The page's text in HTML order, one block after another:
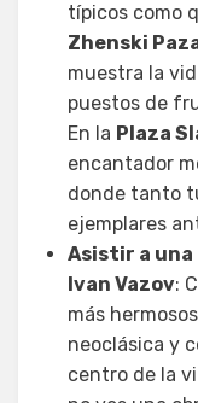
típicos como
Zhenski
muestra la
puestos de
En la Plaza
encantador
donde tanto
ejemplares
Asistir a una
Ivan Vazov:
más
neoclásica y
centro de la